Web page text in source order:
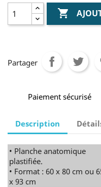

Partager
Paiement sécurisé
Description
• Planche anatomique
plastifiée.
• Format : 60 x 80 cm ou
x 93 cm